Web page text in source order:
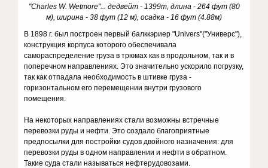
"Charles W. Wetmore"... дедвейт - 1399т, длина - 264 фут (80
м), ширина - 38 фут (12 м), осадка - 16 фут (4.88м)
В 1898 г. был построен первый балккэриер "Univers"("Универс"),
конструкция корпуса которого обеспечивала
самораспределение груза в трюмах как в продольном, так и в
поперечном направлениях. Это значительно ускорило погрузку,
так как отпадала необходимость в штивке груза -
горизонтальном его перемещении внутри грузового
помещения.
На некоторых направлениях стали возможны встречные
перевозки руды и нефти. Это создало благоприятные
предпосылки для постройки судов двойного назначения: для
перевозки руды в одном направлении и нефти в обратном.
Такие суда стали называться нефтерудовозами.